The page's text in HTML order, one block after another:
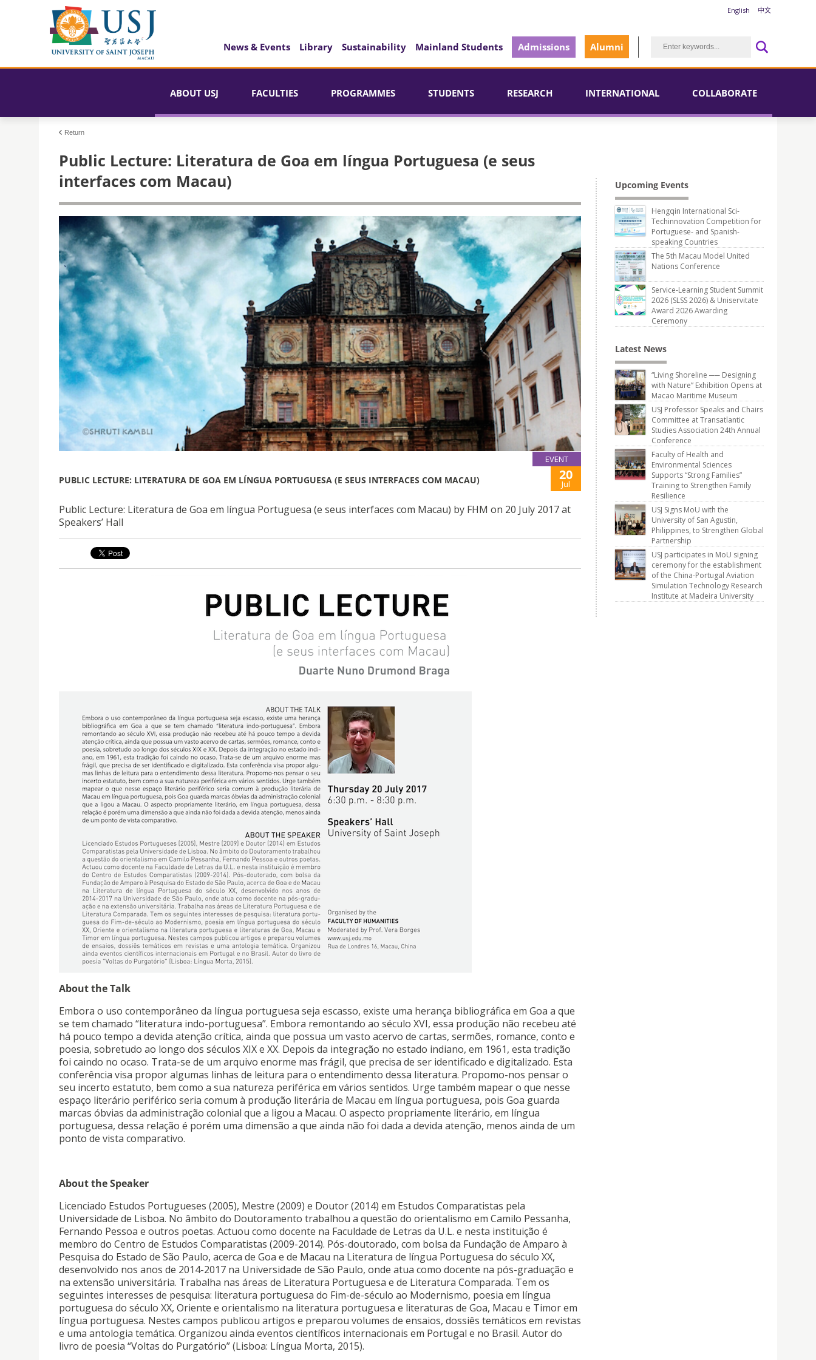
English 中文
News & Events Library Sustainability Mainland Students Admissions Alumni
ABOUT USJ FACULTIES PROGRAMMES STUDENTS RESEARCH INTERNATIONAL COLLABORATE
Return
Public Lecture: Literatura de Goa em língua Portuguesa (e seus
interfaces com Macau)
EVENT
PUBLIC LECTURE: LITERATURA DE GOA EM LÍNGUA PORTUGUESA (E SEUS INTERFACES COM MACAU) 20
Jul
Public Lecture: Literatura de Goa em língua Portuguesa (e seus interfaces com Macau) by FHM on 20 July 2017 at
Speakers’ Hall
About the Talk
Embora o uso contemporâneo da língua portuguesa seja escasso, existe uma herança bibliográfica em Goa a que
se tem chamado “literatura indo-portuguesa”. Embora remontando ao século XVI, essa produção não recebeu até
há pouco tempo a devida atenção crítica, ainda que possua um vasto acervo de cartas, sermões, romance, conto e
poesia, sobretudo ao longo dos séculos XIX e XX. Depois da integração no estado indiano, em 1961, esta tradição
foi caindo no ocaso. Trata-se de um arquivo enorme mas frágil, que precisa de ser identificado e digitalizado. Esta
conferência visa propor algumas linhas de leitura para o entendimento dessa literatura. Propomo-nos pensar o
seu incerto estatuto, bem como a sua natureza periférica em vários sentidos. Urge também mapear o que nesse
espaço literário periférico seria comum à produção literária de Macau em língua portuguesa, pois Goa guarda
marcas óbvias da administração colonial que a ligou a Macau. O aspecto propriamente literário, em língua
portuguesa, dessa relação é porém uma dimensão a que ainda não foi dada a devida atenção, menos ainda de um
ponto de vista comparativo.
About the Speaker
Licenciado Estudos Portugueses (2005), Mestre (2009) e Doutor (2014) em Estudos Comparatistas pela
Universidade de Lisboa. No âmbito do Doutoramento trabalhou a questão do orientalismo em Camilo Pessanha,
Fernando Pessoa e outros poetas. Actuou como docente na Faculdade de Letras da U.L. e nesta instituição é
membro do Centro de Estudos Comparatistas (2009-2014). Pós-doutorado, com bolsa da Fundação de Amparo à
Pesquisa do Estado de São Paulo, acerca de Goa e de Macau na Literatura de língua Portuguesa do século XX,
desenvolvido nos anos de 2014-2017 na Universidade de São Paulo, onde atua como docente na pós-graduação e
na extensão universitária. Trabalha nas áreas de Literatura Portuguesa e de Literatura Comparada. Tem os
seguintes interesses de pesquisa: literatura portuguesa do Fim-de-século ao Modernismo, poesia em língua
portuguesa do século XX, Oriente e orientalismo na literatura portuguesa e literaturas de Goa, Macau e Timor em
língua portuguesa. Nestes campos publicou artigos e preparou volumes de ensaios, dossiês temáticos em revistas
e uma antologia temática. Organizou ainda eventos científicos internacionais em Portugal e no Brasil. Autor do
livro de poesia “Voltas do Purgatório” (Lisboa: Língua Morta, 2015).
Upcoming Events
Hengqin International Sci-
Techinnovation Competition for
Portuguese- and Spanish-
speaking Countries
The 5th Macau Model United
Nations Conference
Service-Learning Student Summit
2026 (SLSS 2026) & Uniservitate
Award 2026 Awarding
Ceremony
Latest News
“Living Shoreline ── Designing
with Nature” Exhibition Opens at
Macao Maritime Museum
USJ Professor Speaks and Chairs
Committee at Transatlantic
Studies Association 24th Annual
Conference
Faculty of Health and
Environmental Sciences
Supports “Strong Families”
Training to Strengthen Family
Resilience
USJ Signs MoU with the
University of San Agustin,
Philippines, to Strengthen Global
Partnership
USJ participates in MoU signing
ceremony for the establishment
of the China-Portugal Aviation
Simulation Technology Research
Institute at Madeira University